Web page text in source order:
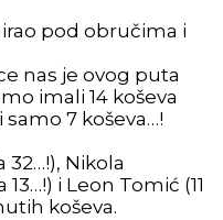
pod obručima i
nas je ovog puta
imali 14 koševa
7 koševa…!
32…!), Nikola
i Leon Tomić (11
koševa.